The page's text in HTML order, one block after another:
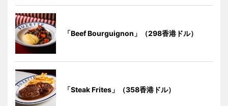
「Beef Bourguignon」（298香港ドル）
「Steak Frites」（358香港ドル）